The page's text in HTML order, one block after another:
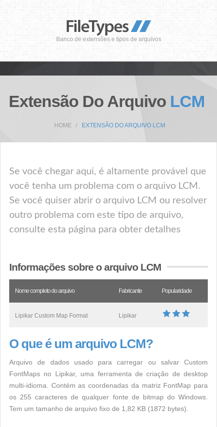
Banco de extensões e tipos de arquivos
Extensão Do Arquivo LCM
HOME EXTENSÃO DO ARQUIVO LCM
Se você chegar aqui, é altamente provável que
você tenha um problema com o arquivo LCM.
Se você quiser abrir o arquivo LCM ou resolver
outro problema com este tipo de arquivo,
consulte esta página para obter detalhes
Informações sobre o arquivo LCM
Nome completo do arquivo Fabricante Popularidade
Lipikar Custom Map Format Lipikar
O que é um arquivo LCM?
Arquivo de dados usado para carregar ou salvar Custom
FontMaps no Lipikar, uma ferramenta de criação de desktop
multi-idioma. Contém as coordenadas da matriz FontMap para
os 255 caracteres de qualquer fonte de bitmap do Windows.
Tem um tamanho de arquivo fixo de 1,82 KB (1872 bytes).